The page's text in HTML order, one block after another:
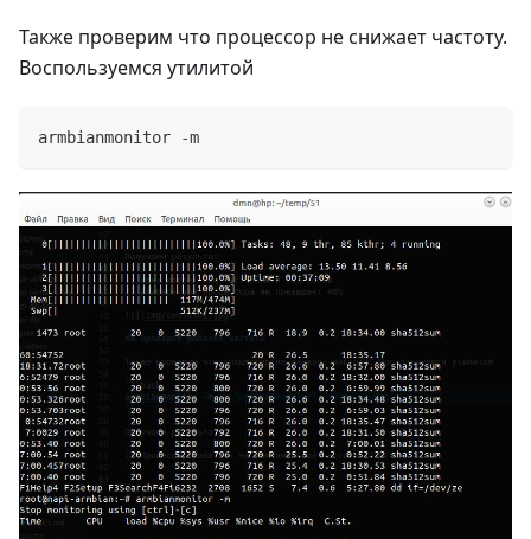
Также проверим что процессор не снижает частоту.
Воспользуемся утилитой
armbianmonitor -m